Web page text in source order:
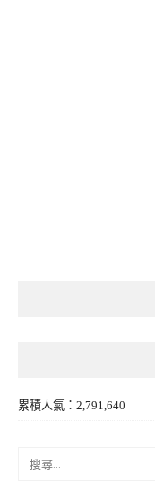
累積人氣：2,791,640